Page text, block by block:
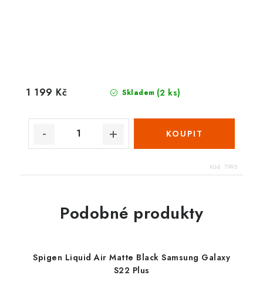
Skladem (2 ks)
1 199 Kč
Kód: 7995
Podobné produkty
Spigen Liquid Air Matte Black Samsung Galaxy
S22 Plus